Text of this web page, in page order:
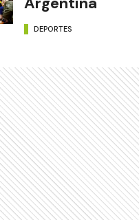
DEPORTES